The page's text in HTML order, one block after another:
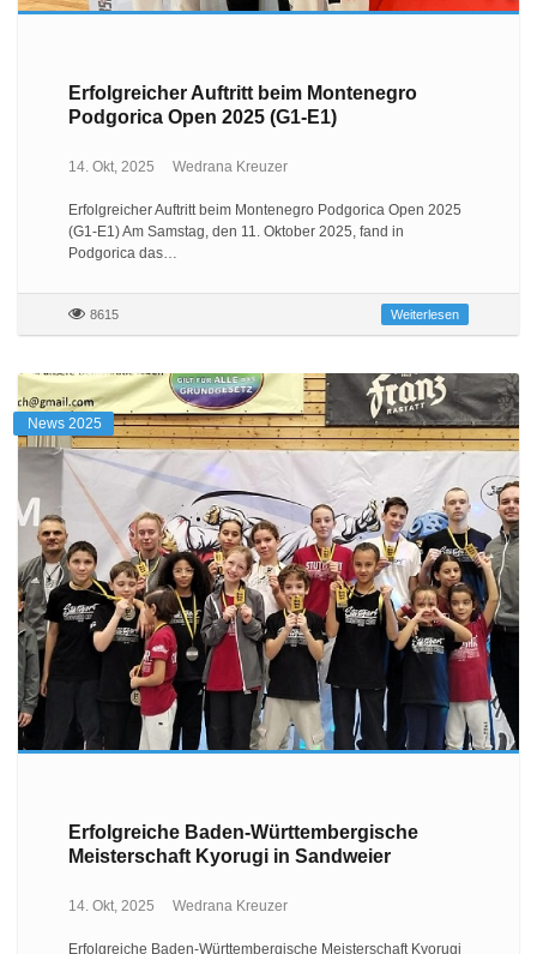
Erfolgreicher Auftritt beim Montenegro
Podgorica Open 2025 (G1-E1)
14. Okt, 2025 Wedrana Kreuzer
Erfolgreicher Auftritt beim Montenegro Podgorica Open 2025
(G1-E1) Am Samstag, den 11. Oktober 2025, fand in
Podgorica das…
8615 Weiterlesen
News 2025
Erfolgreiche Baden-Württembergische
Meisterschaft Kyorugi in Sandweier
14. Okt, 2025 Wedrana Kreuzer
Erfolgreiche Baden-Württembergische Meisterschaft Kyorugi